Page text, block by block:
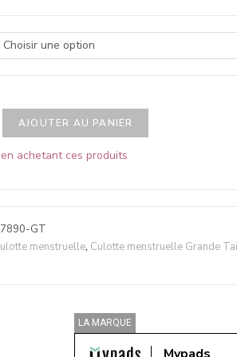
Choisir une option
AJOUTER AU PANIER
achetant ces produits
GT
menstruelle, Culotte menstruelle Grande
LA MARQUE